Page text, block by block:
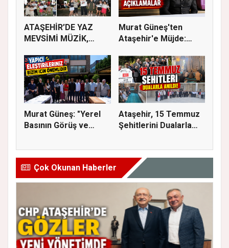
ATAŞEHİR’DE YAZ
MEVSİMİ MÜZİK,
Murat Güneş'ten
Ataşehir'e Müjde:
Murat Güneş: "Yerel
Basının Görüş ve
Ataşehir, 15 Temmuz
Şehitlerini Dualarla
Çok Okunan Haberler